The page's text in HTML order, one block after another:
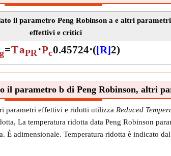
il parametro Peng Robinson a e altri parametri
effettivi e critici
g=TaPR ⋅Pc0.45724⋅([R]2)
il parametro b di Peng Robinson, altri
parametri effettivi e ridotti utilizza Reduced
La temperatura ridotta data Peng Robinson
È adimensionale. Temperatura ridotta è indicato